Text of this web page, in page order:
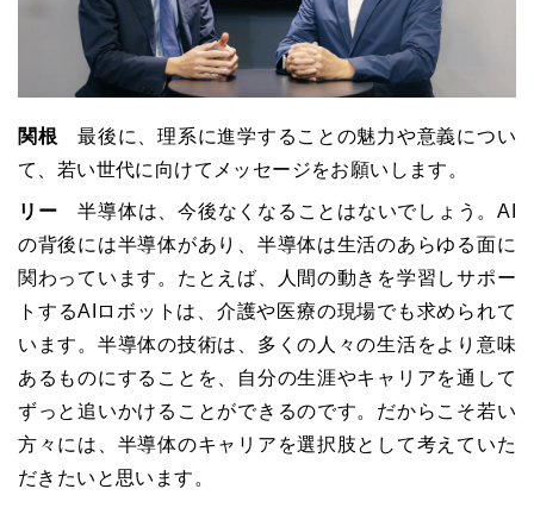
関根 最後に、理系に進学することの魅力や意義につい
て、若い世代に向けてメッセージをお願いします。
リー 半導体は、今後なくなることはないでしょう。AI
の背後には半導体があり、半導体は生活のあらゆる面に
関わっています。たとえば、人間の動きを学習しサポー
トするAIロボットは、介護や医療の現場でも求められて
います。半導体の技術は、多くの人々の生活をより意味
あるものにすることを、自分の生涯やキャリアを通して
ずっと追いかけることができるのです。だからこそ若い
方々には、半導体のキャリアを選択肢として考えていた
だきたいと思います。